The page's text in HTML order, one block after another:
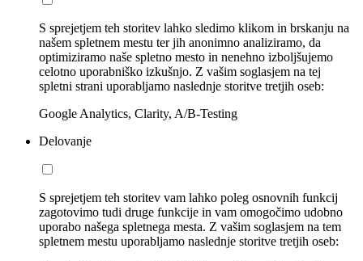
S sprejetjem teh storitev lahko sledimo klikom in brskanju na
našem spletnem mestu ter jih anonimno analiziramo, da
optimiziramo naše spletno mesto in nenehno izboljšujemo
celotno uporabniško izkušnjo. Z vašim soglasjem na tej
spletni strani uporabljamo naslednje storitve tretjih oseb:
Google Analytics, Clarity, A/B-Testing
Delovanje
S sprejetjem teh storitev vam lahko poleg osnovnih funkcij
zagotovimo tudi druge funkcije in vam omogočimo udobno
uporabo našega spletnega mesta. Z vašim soglasjem na tem
spletnem mestu uporabljamo naslednje storitve tretjih oseb: